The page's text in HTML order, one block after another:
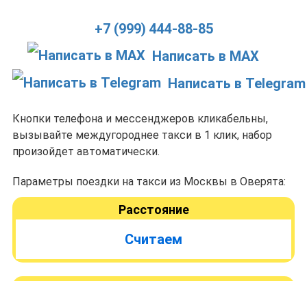
+7 (999) 444-88-85
Написать в MAX
Написать в Telegram
Кнопки телефона и мессенджеров кликабельны,
вызывайте междугороднее такси в 1 клик, набор
произойдет автоматически.
Параметры поездки на такси из Москвы в Оверята:
Расстояние
Считаем